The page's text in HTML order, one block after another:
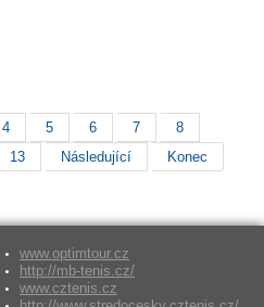
4 5 6 7
8
13 Následující Konec
www.optimtour.cz
http://mb-tenis.cz/
www.cztenis.cz